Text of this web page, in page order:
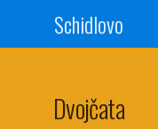
Schidlovo
Dvojčata